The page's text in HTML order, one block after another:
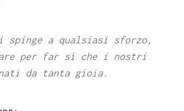
spinge a qualsiasi sforzo,
per far sì che i nostri
da tanta gioia.